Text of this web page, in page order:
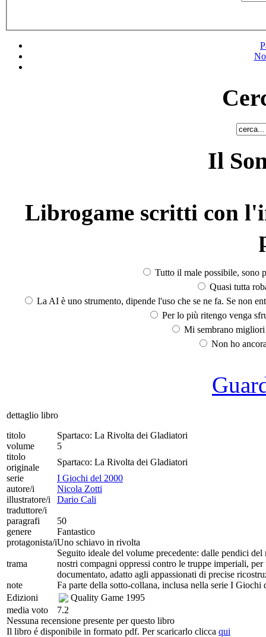
Il
Librogame scritti con
Tutto il male possibile, sono
Quasi tutta
La AI è uno strumento, dipende l'uso che se ne fa. Se non
Per lo più ritengo venga
Mi sembrano
Non ho
dettaglio libro
titolo
Spartaco: La Rivolta dei Gladiatori
volume
5
titolo
originale
Spartaco: La Rivolta dei Gladiatori
serie
I Giochi del 2000
autore/i
Nicola Zotti
illustratore/i
Dario Cali
traduttore/i
paragrafi
50
genere
Fantastico
protagonista/iUno schiavo in rivolta
trama
Seguito ideale del volume precedente: dalle pendici
nostri compagni oppressi contro le truppe imperiali,
documentato, adatto agli appassionati di precise
note
Fa parte della sotto-collana, inclusa nella serie I Giochi
Edizioni
Quality Game 1995
media voto
7.2
Nessuna recensione presente per questo libro
Il libro é disponibile in formato pdf. Per scaricarlo clicca qui